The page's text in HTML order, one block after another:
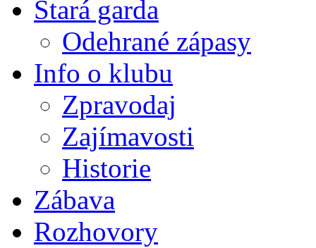
Stará garda
Odehrané zápasy
Info o klubu
Zpravodaj
Zajímavosti
Historie
Zábava
Rozhovory